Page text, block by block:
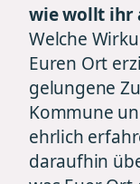
wie wollt ihr
Welche
Euren Ort
gelungene
Kommune
ehrlich
daraufhin